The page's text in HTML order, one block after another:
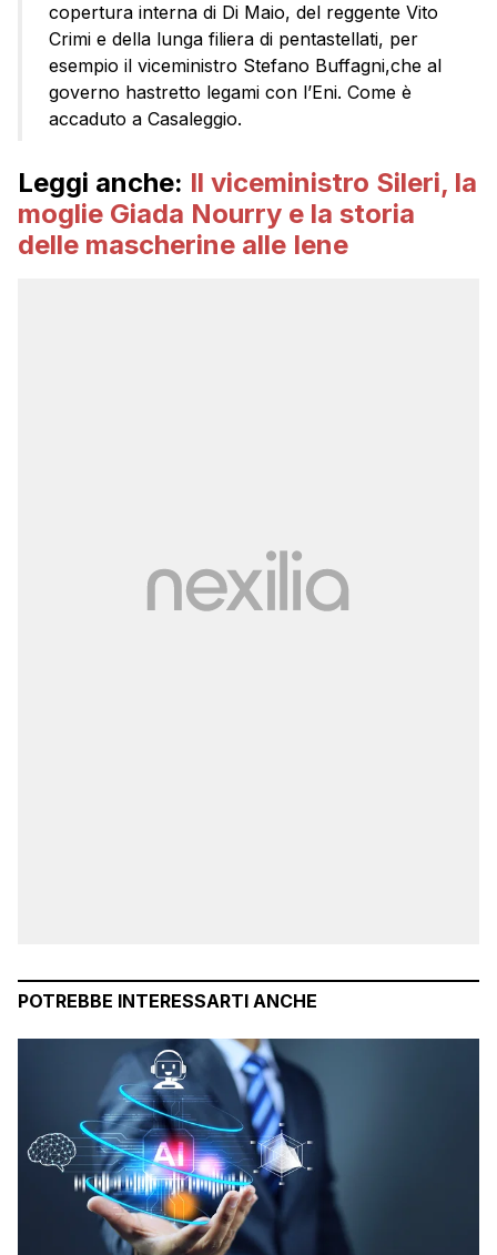
copertura interna di Di Maio, del reggente Vito
Crimi e della lunga filiera di pentastellati, per
esempio il viceministro Stefano Buffagni,che al
governo hastretto legami con l’Eni. Come è
accaduto a Casaleggio.
Leggi anche: Il viceministro Sileri, la
moglie Giada Nourry e la storia
delle mascherine alle Iene
POTREBBE INTERESSARTI ANCHE